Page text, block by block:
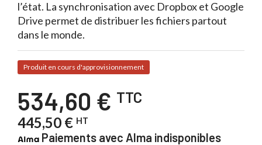
l’état. La synchronisation avec Dropbox et Google
Drive permet de distribuer les fichiers partout
dans le monde.
Produit en cours d'approvisionnement
534,60 € TTC
445,50 € HT
Paiements avec Alma indisponibles